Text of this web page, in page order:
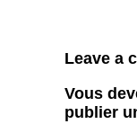
Leave a
Vous
publier